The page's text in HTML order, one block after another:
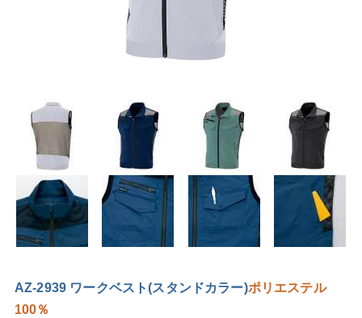
AZ-2939 ワークベスト(スタンドカラー)ポリエステル
100％